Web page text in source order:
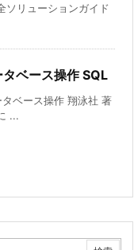
リューションガイド
ベース操作 SQL
ベース操作 翔泳社 著
...